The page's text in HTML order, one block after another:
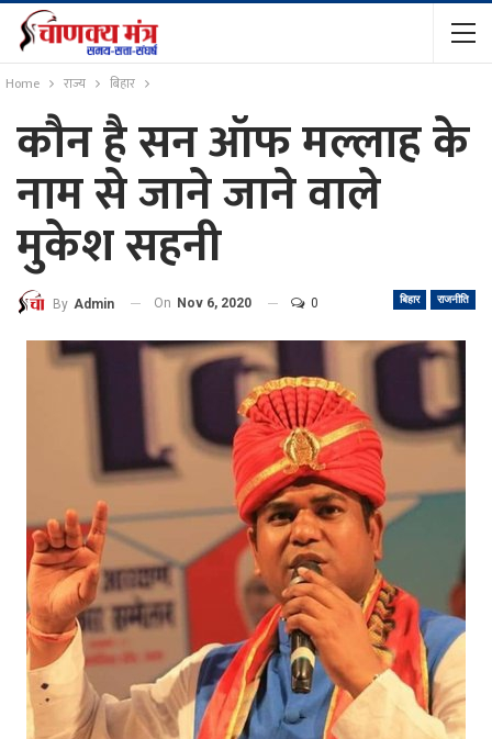
Home राज्य बिहार
कौन है सन ऑफ मल्लाह के
नाम से जाने जाने वाले
मुकेश सहनी
बिहार राजनीति
By Admin On Nov 6, 2020 0